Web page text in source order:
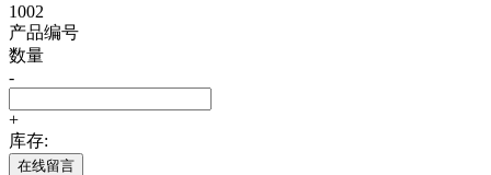
1002
产品编号
数量
-
+
库存:
在线留言